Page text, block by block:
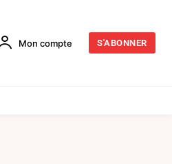
Mon compte S'ABONNER